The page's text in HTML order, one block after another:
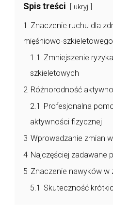
Spis treści ukryj
1 Znaczenie ruchu dla
mięśniowo-szkieletowego
1.1 Zmniejszenie
szkieletowych
2 Różnorodność
2.1 Profesjonalna
aktywności fizycznej
3 Wprowadzanie zmian
4 Najczęściej zadawane
5 Znaczenie nawyków w
5.1 Skuteczność